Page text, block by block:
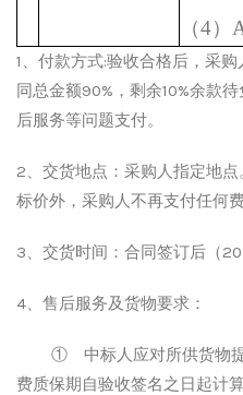
（4
1、付款方式:验收合格后，采
同总金额90%，剩余10%余款
后服务等问题支付。
2、交货地点：采购人指定地
标价外，采购人不再支付任何费
3、交货时间：合同签订后（
4、售后服务及货物要求：
① 中标人应对所供货物
费质保期自验收签名之日起计